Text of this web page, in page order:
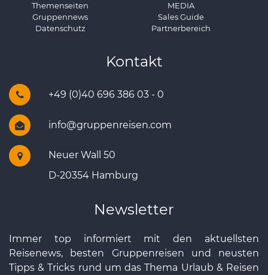
Themenseiten
Gruppennews
Datenschutz
MEDIA
Sales Guide
Partnerbereich
Kontakt
+49 (0)40 696 386 03 - 0
info@gruppenreisen.com
Neuer Wall 50
D-20354 Hamburg
Newsletter
Immer top informiert mit den aktuellsten
Reisenews, besten Gruppenreisen und neusten
Tipps & Tricks rund um das Thema Urlaub & Reisen